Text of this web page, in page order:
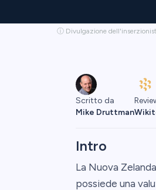
ⓘ Divulgazione
Scritto da
Mike Druttman
Intro
La Nuova
possiede una